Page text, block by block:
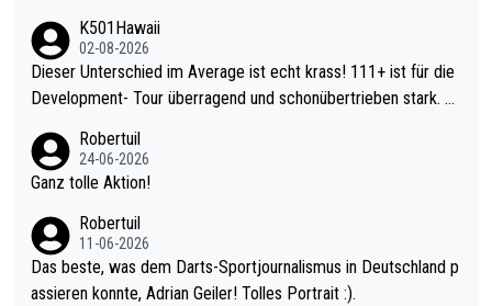
K501Hawaii
02-08-2026
Dieser Unterschied im Average ist echt krass! 111+ ist für die
Development- Tour überragend und schonübertrieben stark. U
mal 40+ erst recht. Da gewinnst keinen Blumentopf - ist ja noc
h krasser wie ein Pokalspiel eines Kreisligisten vs einem Bund
Robertuil
24-06-2026
Ganz tolle Aktion!
Robertuil
11-06-2026
Das beste, was dem Darts-Sportjournalismus in Deutschland p
assieren konnte, Adrian Geiler! Tolles Portrait :).